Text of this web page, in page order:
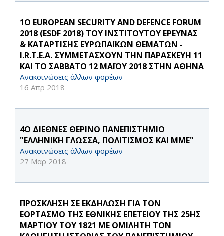
1Ο EUROPEAN SECURITY AND DEFENCE FORUM
2018 (ESDF 2018) ΤΟΥ ΙΝΣΤΙΤΟΥΤΟΥ ΕΡΕΥΝΑΣ
& ΚΑΤΑΡΤΙΣΗΣ ΕΥΡΩΠΑΪΚΩΝ ΘΕΜΑΤΩΝ -
I.R.T.E.A. ΣΥΜΜΕΤΑΣΧΟΥΝ ΤΗΝ ΠΑΡΑΣΚΕΥΗ 11
ΚΑΙ ΤΟ ΣΑΒΒΑΤΟ 12 ΜΑΪΟΥ 2018 ΣΤΗΝ ΑΘΗΝΑ
Ανακοινώσεις άλλων φορέων
16 Απρ 2018
4Ο ΔΙΕΘΝΕΣ ΘΕΡΙΝΟ ΠΑΝΕΠΙΣΤΗΜΙΟ
"ΕΛΛΗΝΙΚΗ ΓΛΩΣΣΑ, ΠΟΛΙΤΙΣΜΟΣ ΚΑΙ ΜΜΕ"
Ανακοινώσεις άλλων φορέων
27 Μαρ 2018
ΠΡΟΣΚΛΗΣΗ ΣΕ ΕΚΔΗΛΩΣΗ ΓΙΑ ΤΟΝ
ΕΟΡΤΑΣΜΟ ΤΗΣ ΕΘΝΙΚΗΣ ΕΠΕΤΕΙΟΥ ΤΗΣ 25ΗΣ
ΜΑΡΤΙΟΥ ΤΟΥ 1821 ΜΕ ΟΜΙΛΗΤΗ ΤΟΝ